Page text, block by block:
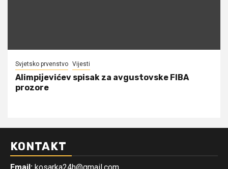
Svjetsko prvenstvo Vijesti
Alimpijevićev spisak za avgustovske FIBA
prozore
KONTAKT